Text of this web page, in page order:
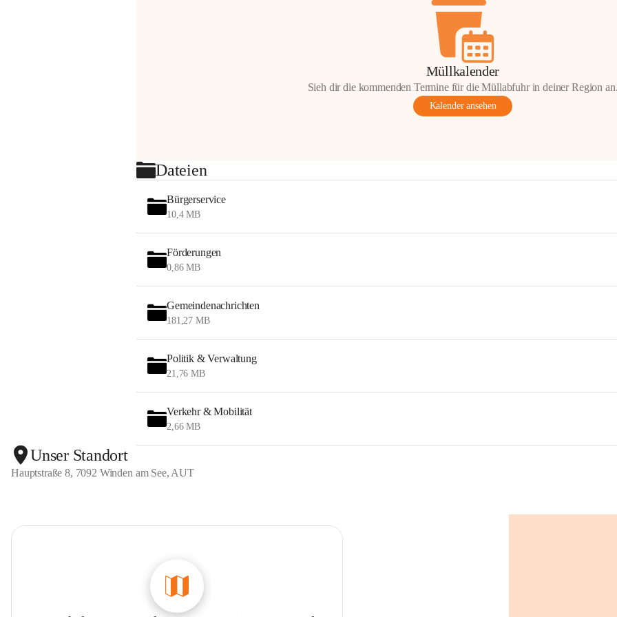
Müllkalender
Sieh dir die kommenden Termine für die Müllabfuhr in deiner Region
Kalender ansehen
Dateien
Bürgerservice
10,4 MB
Förderungen
0,86 MB
Gemeindenachrichten
181,27 MB
Politik & Verwaltung
21,76 MB
Verkehr & Mobilität
2,66 MB
Unser Standort
Hauptstraße 8, 7092 Winden am See, AUT